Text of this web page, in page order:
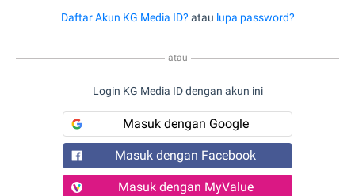
Daftar Akun KG Media ID? atau lupa password?
atau
Login KG Media ID dengan akun ini
Masuk dengan Google
Masuk dengan Facebook
Masuk dengan MyValue